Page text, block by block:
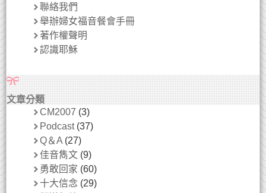
聯絡我們
舉辦婦女福音餐會手冊
著作權聲明
認識耶穌
文章分類
CM2007 (3)
Podcast(37)
Q＆A (27)
佳音雋文 (9)
勇敢回家 (60)
十大信念 (29)